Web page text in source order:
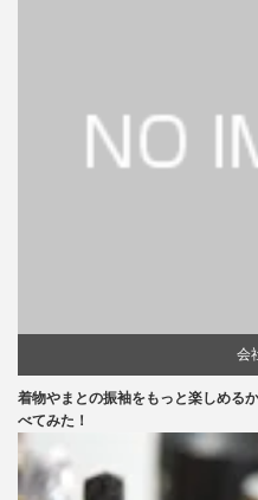
会
着物やまとの振袖をもっと楽しめる
べてみた！